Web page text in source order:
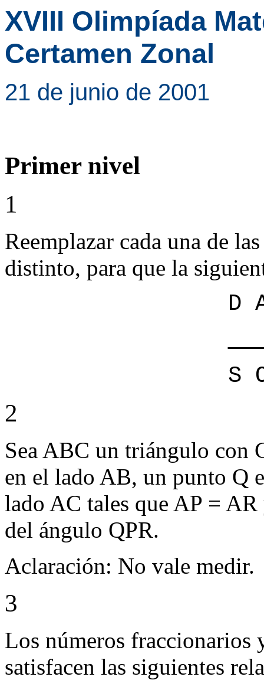
XVIII Olimpíada
Certamen Zonal
21 de junio de 2001
Primer nivel
1
Reemplazar cada una de
distinto, para que la
D
S
2
Sea ABC un triángulo con
en el lado AB, un punto Q
lado AC tales que AP =
del ángulo QPR.
Aclaración: No vale medir.
3
Los números fraccionarios
satisfacen las siguientes